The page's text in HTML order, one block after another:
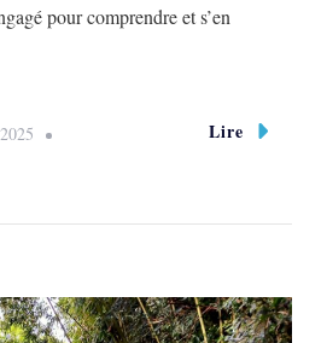
pour comprendre et s’en
Lire